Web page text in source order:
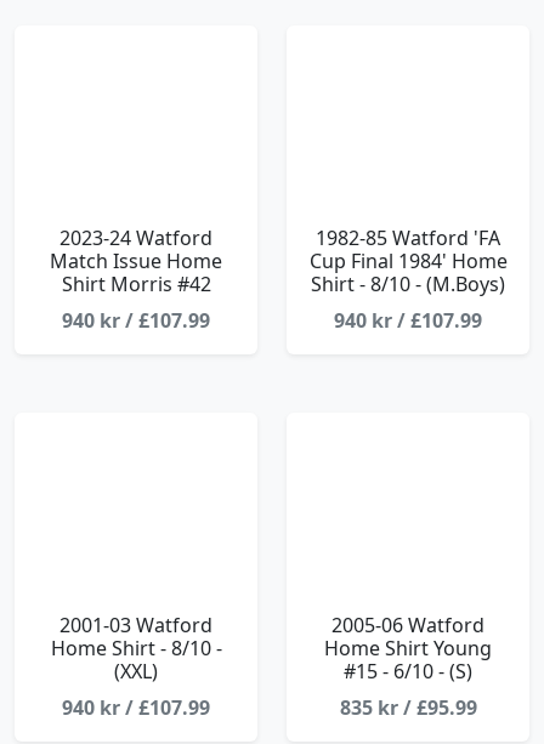
2023-24 Watford
Match Issue Home
Shirt Morris #42
940 kr / £107.99
1982-85 Watford 'FA
Cup Final 1984' Home
Shirt - 8/10 - (M.Boys)
940 kr / £107.99
2001-03 Watford
Home Shirt - 8/10 -
(XXL)
940 kr / £107.99
2005-06 Watford
Home Shirt Young
#15 - 6/10 - (S)
835 kr / £95.99